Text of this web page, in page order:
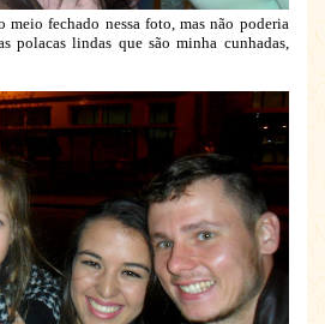
fechado nessa foto, mas não poderia
polacas lindas que são minha cunhadas,